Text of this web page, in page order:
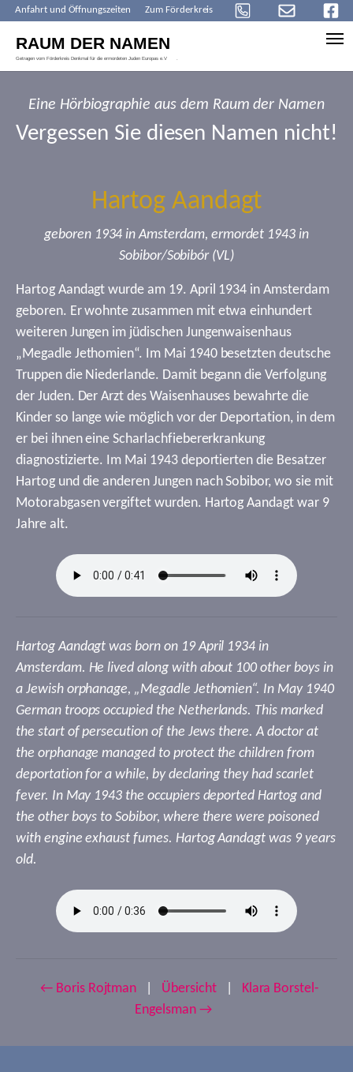
Anfahrt und Öffnungszeiten Zum Förderkreis
Eine Hörbiographie aus dem Raum der Namen
Vergessen Sie diesen Namen nicht!
Hartog Aandagt
geboren 1934 in Amsterdam, ermordet 1943 in
Sobibor/Sobibór (VL)
Hartog Aandagt wurde am 19. April 1934 in Amsterdam
geboren. Er wohnte zusammen mit etwa einhundert
weiteren Jungen im jüdischen Jungenwaisenhaus
„Megadle Jethomien“. Im Mai 1940 besetzten deutsche
Truppen die Niederlande. Damit begann die Verfolgung
der Juden. Der Arzt des Waisenhauses bewahrte die
Kinder so lange wie möglich vor der Deportation, in dem
er bei ihnen eine Scharlachfiebererkrankung
diagnostizierte. Im Mai 1943 deportierten die Besatzer
Hartog und die anderen Jungen nach Sobibor, wo sie mit
Motorabgasen vergiftet wurden. Hartog Aandagt war 9
Jahre alt.
Hartog Aandagt was born on 19 April 1934 in
Amsterdam. He lived along with about 100 other boys in
a Jewish orphanage, „Megadle Jethomien“. In May 1940
German troops occupied the Netherlands. This marked
the start of persecution of the Jews there. A doctor at
the orphanage managed to protect the children from
deportation for a while, by declaring they had scarlet
fever. In May 1943 the occupiers deported Hartog and
the other boys to Sobibor, where there were poisoned
with engine exhaust fumes. Hartog Aandagt was 9 years
old.
← Boris Rojtman Übersicht
Klara Borstel-
Engelsman →